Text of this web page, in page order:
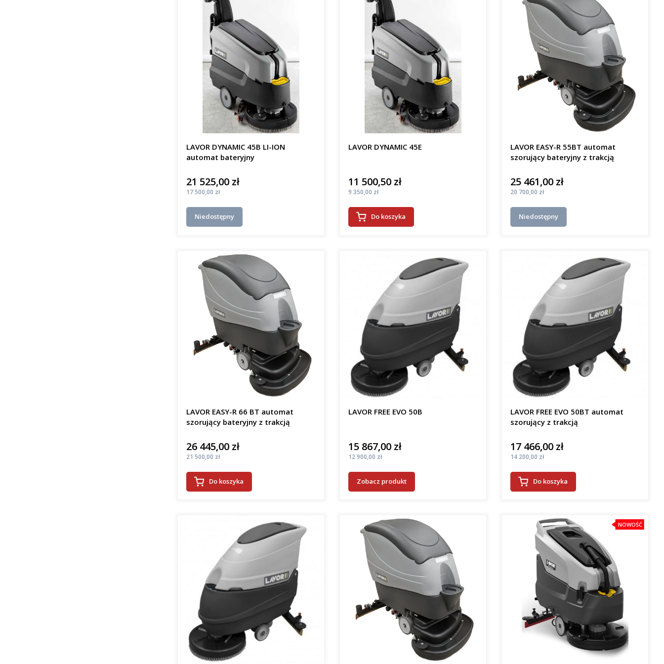
LAVOR DYNAMIC 45B LI-ION
automat bateryjny
Cena
21 525,00 zł
Cena
17 500,00 zł
Niedostępny
LAVOR DYNAMIC 45E
Cena
11 500,50 zł
Cena
9 350,00 zł
Do koszyka
LAVOR EASY-R 55BT automat
szorujący bateryjny z trakcją
Cena
25 461,00 zł
Cena
20 700,00 zł
Niedostępny
LAVOR EASY-R 66 BT automat
szorujący bateryjny z trakcją
Cena
26 445,00 zł
Cena
21 500,00 zł
Do koszyka
LAVOR FREE EVO 50B
Cena
15 867,00 zł
Cena
12 900,00 zł
Zobacz produkt
LAVOR FREE EVO 50BT automat
szorujący z trakcją
Cena
17 466,00 zł
Cena
14 200,00 zł
Do koszyka
NOWOŚĆ